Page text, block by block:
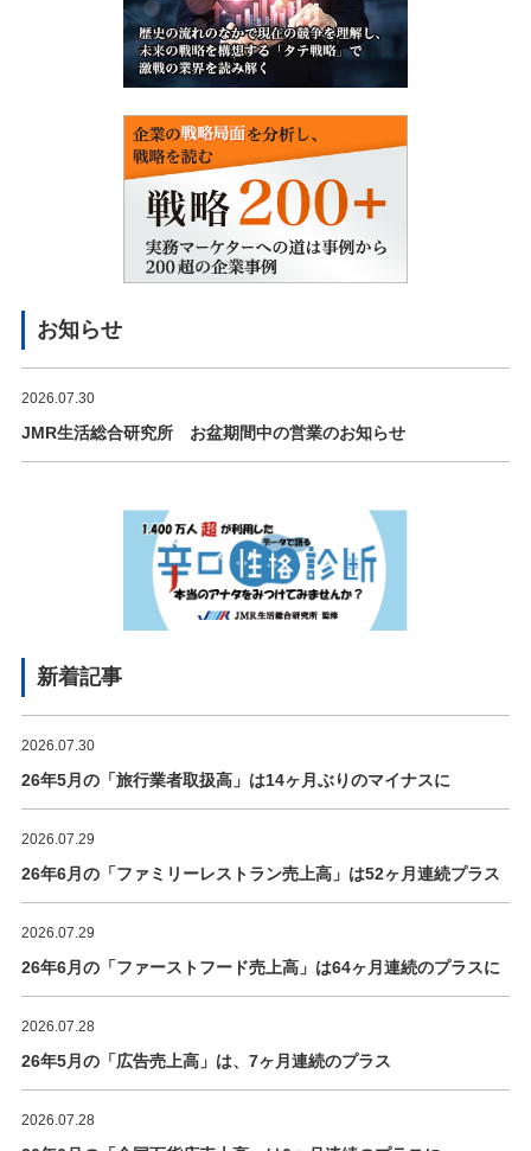
お知らせ
2026.07.30
JMR生活総合研究所 お盆期間中の営業のお知らせ
新着記事
2026.07.30
26年5月の「旅行業者取扱高」は14ヶ月ぶりのマイナスに
2026.07.29
26年6月の「ファミリーレストラン売上高」は52ヶ月連続プラス
2026.07.29
26年6月の「ファーストフード売上高」は64ヶ月連続のプラスに
2026.07.28
26年5月の「広告売上高」は、7ヶ月連続のプラス
2026.07.28